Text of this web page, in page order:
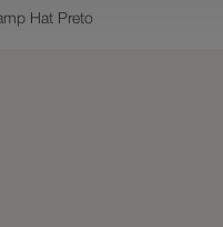
Hat Preto
mais buscados